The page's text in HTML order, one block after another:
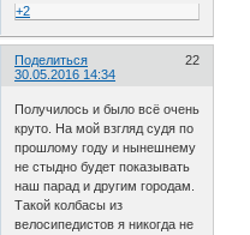
+2
Поделиться
22
30.05.2016 14:34
Получилось и было всё очень
круто. На мой взгляд судя по
прошлому году и нынешнему
не стыдно будет показывать
наш парад и другим городам.
Такой колбасы из
велосипедистов я никогда не